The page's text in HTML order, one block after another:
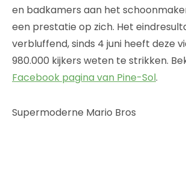
en badkamers aan het
een prestatie op zich. Het
verbluffend, sinds 4 juni heeft deze
980.000 kijkers weten te strikken.
Facebook pagina van Pine-Sol.
Supermoderne Mario Bros